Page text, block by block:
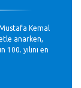
Kemal
anarken,
yılını en